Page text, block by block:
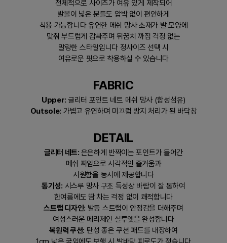
전체적으로 사이즈가 여유 있게 제작되어
발볼이 넓은 분들도 압박 없이 편안하게
착용 가능합니다 유연한 메쉬 망사 소재가 발 모양에
맞춰 부드럽게 감싸주며 뒤꿈치 까짐 걱정 없는
말랑한 스타일입니다 정사이즈 선택 시
여유로운 핏으로 착용하실 수 있습니다
FABRIC
Upper: 글리터 포인트 네트 메쉬 망사 (합성섬유)
Outsole: 가볍고 유연하며 미끄럼 방지 처리가 된 바닥창
DETAIL
글리터 네트: 은은하게 반짝이는 포인트가 들어간
메쉬 짜임으로 시각적인 즐거움과
시원함을 동시에 제공합니다
통기성: 시스루 망사 구조 특성상 바람이 잘 통하여
한여름에도 땀 차는 걱정 없이 쾌적합니다
스트랩 디자인: 발등 스트랩이 안정감을 더해주며
여성스러운 메리제인 실루엣을 완성합니다
복원력 쿠션: 탄성 좋은 쿠션 패드를 내장하여